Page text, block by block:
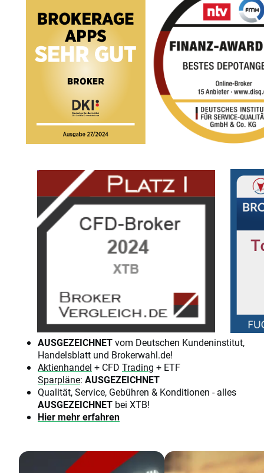
AUSGEZEICHNETvom Deutschen Kundeninstitut,
Handelsblatt und Brokerwahl.de!
Aktienhandel + CFD Trading + ETF
Sparpläne: AUSGEZEICHNET
Qualität, Service, Gebühren & Konditionen - alles
AUSGEZEICHNET bei XTB!
Hier mehr erfahren